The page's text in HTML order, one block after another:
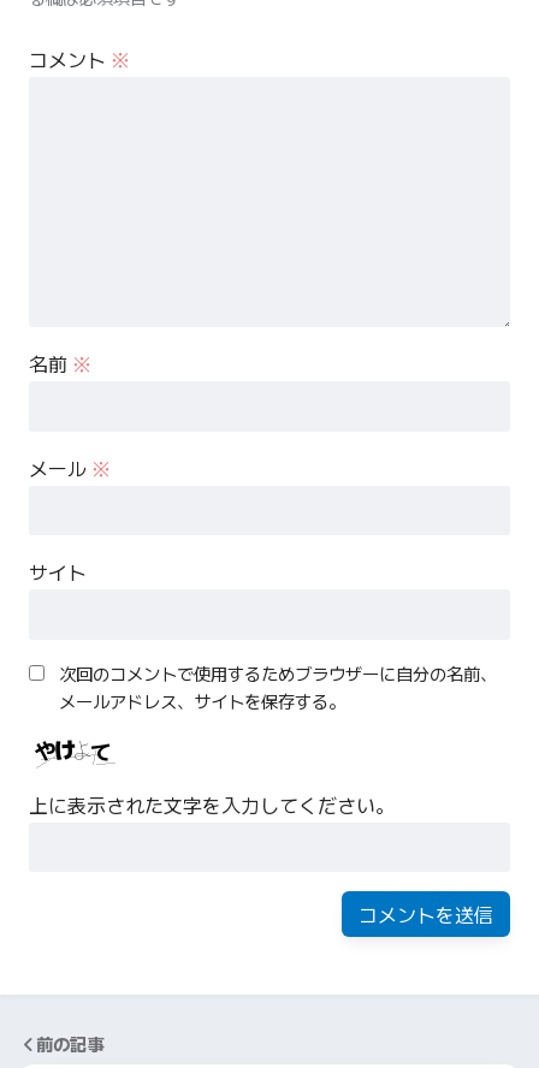
コメント ※
名前 ※
メール ※
サイト
次回のコメントで使用するためブラウザーに自分の名前、
メールアドレス、サイトを保存する。
上に表示された文字を入力してください。
前の記事